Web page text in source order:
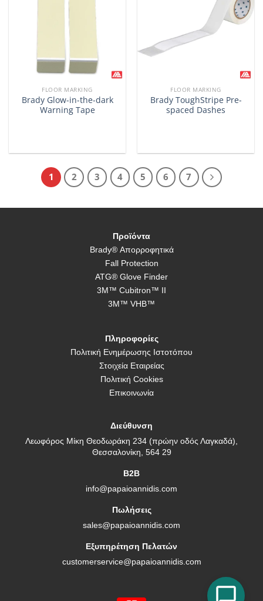
FLOOR MARKING
Brady Glow-in-the-dark
Warning Tape
FLOOR MARKING
Brady ToughStripe Pre-
spaced Dashes
1 2 3 4 5 6 7
Προϊόντα
Brady® Απορροφητικά
Fall Protection
ATG® Glove Finder
3M™ Cubitron™ II
3M™ VHB™
Πληροφορίες
Πολιτική Ενημέρωσης Ιστοτόπου
Στοιχεία Εταιρείας
Πολιτική Cookies
Επικοινωνία
Διεύθυνση
Λεωφόρος Μίκη Θεοδωράκη 234 (πρώην οδός Λαγκαδά),
Θεσσαλονίκη, 564 29
B2B
info@papaioannidis.com
Πωλήσεις
sales@papaioannidis.com
Εξυπηρέτηση Πελατών
customerservice@papaioannidis.com